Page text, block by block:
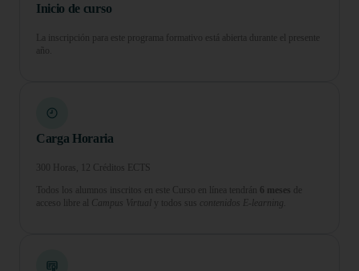
Inicio de curso
La inscripción para este programa formativo está abierta durante el presente
año.
Carga Horaria
300 Horas, 12 Créditos ECTS
Todos los alumnos inscritos en este Curso en línea tendrán 6 meses de
acceso libre al Campus Virtual y todos sus contenidos E-learning.